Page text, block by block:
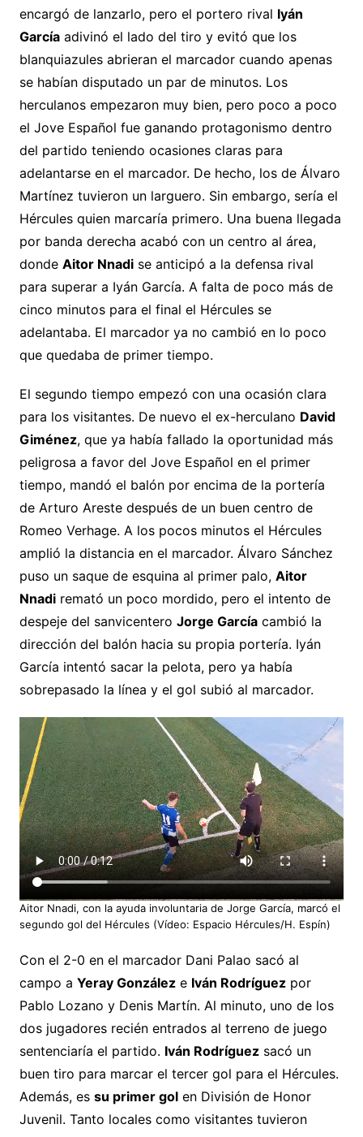
encargó de lanzarlo, pero el portero rival Iyán
Garcíaadivinó el lado del tiro y evitó que los
blanquiazules abrieran el marcador cuando apenas
se habían disputado un par de minutos. Los
herculanos empezaron muy bien, pero poco a poco
el Jove Español fue ganando protagonismo dentro
del partido teniendo ocasiones claras para
adelantarse en el marcador. De hecho, los de Álvaro
Martínez tuvieron un larguero. Sin embargo, sería el
Hércules quien marcaría primero. Una buena llegada
por banda derecha acabó con un centro al área,
donde Aitor Nnadise anticipó a la defensa rival
para superar a Iyán García. A falta de poco más de
cinco minutos para el final el Hércules se
adelantaba. El marcador ya no cambió en lo poco
que quedaba de primer tiempo.
El segundo tiempo empezó con una ocasión clara
para los visitantes. De nuevo el ex-herculano David
Giménez, que ya había fallado la oportunidad más
peligrosa a favor del Jove Español en el primer
tiempo, mandó el balón por encima de la portería
de Arturo Areste después de un buen centro de
Romeo Verhage. A los pocos minutos el Hércules
amplió la distancia en el marcador. Álvaro Sánchez
puso un saque de esquina al primer palo, Aitor
Nnadiremató un poco mordido, pero el intento de
despeje del sanvicentero Jorge Garcíacambió la
dirección del balón hacia su propia portería. Iyán
García intentó sacar la pelota, pero ya había
sobrepasado la línea y el gol subió al marcador.
Aitor Nnadi, con la ayuda involuntaria de Jorge García, marcó el
segundo gol del Hércules (Vídeo: Espacio Hércules/H. Espín)
Con el 2-0 en el marcador Dani Palao sacó al
campo a Yeray Gonzáleze Iván Rodríguezpor
Pablo Lozano y Denis Martín. Al minuto, uno de los
dos jugadores recién entrados al terreno de juego
sentenciaría el partido. Iván Rodríguezsacó un
buen tiro para marcar el tercer gol para el Hércules.
Además, es su primer golen División de Honor
Juvenil. Tanto locales como visitantes tuvieron